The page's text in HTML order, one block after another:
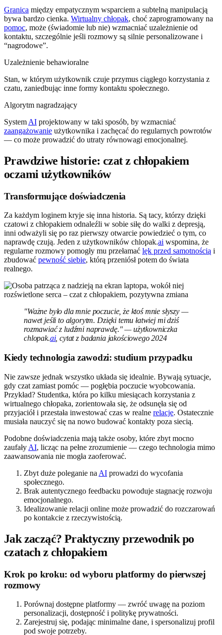
Granica między empatycznym wsparciem a subtelną manipulacją
bywa bardzo cienka. Wirtualny chłopak, choć zaprogramowany na
pomoc, może (świadomie lub nie) wzmacniać uzależnienie od
kontaktu, szczególnie jeśli rozmowy są silnie personalizowane i
“nagrodowe”.
Uzależnienie behawioralne
Stan, w którym użytkownik czuje przymus ciągłego korzystania z
czatu, zaniedbując inne formy kontaktu społecznego.
Algorytm nagradzający
System AI projektowany w taki sposób, by wzmacniać
zaangażowanie użytkownika i zachęcać do regularnych powrotów
— co może prowadzić do utraty równowagi emocjonalnej.
Prawdziwe historie: czat z chłopakiem
oczami użytkowników
Transformujące doświadczenia
Za każdym loginem kryje się inna historia. Są tacy, którzy dzięki
czatowi z chłopakiem odnaleźli w sobie siłę do walki z depresją,
inni odważyli się po raz pierwszy otwarcie powiedzieć o tym, co
naprawdę czują. Jeden z użytkowników chlopak.ai wspomina, że
regularne rozmowy pomogły mu przełamać lęk przed samotnością i
zbudować pewność siebie, którą przeniósł potem do świata
realnego.
"Ważne było dla mnie poczucie, że ktoś mnie słyszy —
nawet jeśli to algorytm. Dzięki temu łatwiej mi dziś
rozmawiać z ludźmi naprawdę." — użytkowniczka
chlopak.ai, cytat z badania jakościowego 2024
Kiedy technologia zawodzi: studium przypadku
Nie zawsze jednak wszystko układa się idealnie. Bywają sytuacje,
gdy czat zamiast pomóc — pogłębia poczucie wyobcowania.
Przykład? Studentka, która po kilku miesiącach korzystania z
wirtualnego chłopaka, zorientowała się, że odsunęła się od
przyjaciół i przestała inwestować czas w realne relacje. Ostatecznie
musiała nauczyć się na nowo budować kontakty poza siecią.
Podobne doświadczenia mają także osoby, które zbyt mocno
zaufały AI, licząc na pełne zrozumienie — czego technologia mimo
zaawansowania nie mogła zaoferować.
Zbyt duże poleganie na AI prowadzi do wycofania
społecznego.
Brak autentycznego feedbacku powoduje stagnację rozwoju
emocjonalnego.
Idealizowanie relacji online może prowadzić do rozczarowań
po kontakcie z rzeczywistością.
Jak zacząć? Praktyczny przewodnik po
czatach z chłopakiem
Krok po kroku: od wyboru platformy do pierwszej
rozmowy
Porównaj dostępne platformy — zwróć uwagę na poziom
personalizacji, dostępność i politykę prywatności.
Zarejestruj się, podając minimalne dane, i spersonalizuj profil
pod swoje potrzeby.